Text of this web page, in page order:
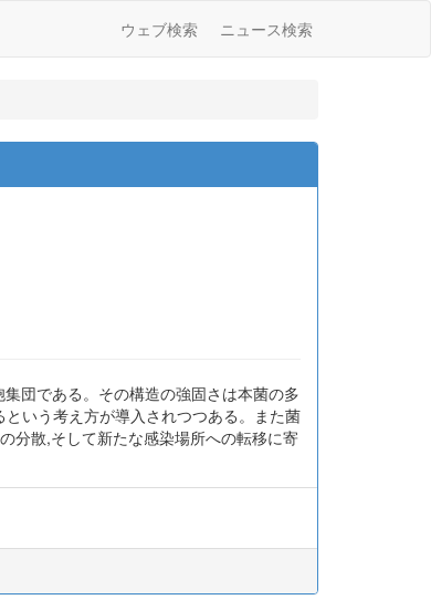
ウェブ検索 ニュース検索
団である。その構造の強固さは本菌の多
いう考え方が導入されつつある。また菌
分散,そして新たな感染場所への転移に寄